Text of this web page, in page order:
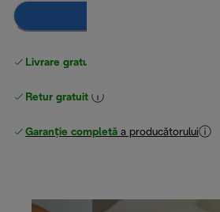
Livrare gratuită standard
Retur gratuit
Garanție completă a producătorului